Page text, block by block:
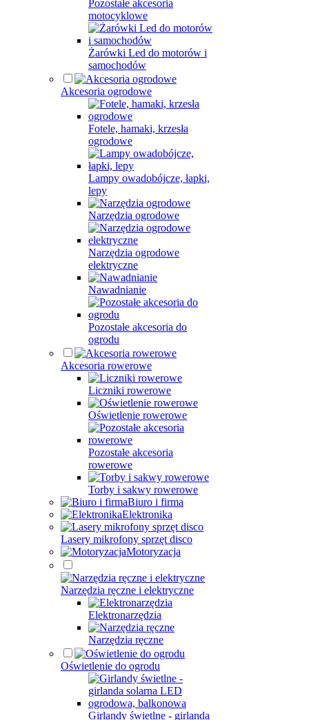
Pozostałe akcesoria
motocyklowe
Żarówki Led do motorów i
samochodów
Akcesoria ogrodowe
Fotele, hamaki, krzesła
ogrodowe
Lampy owadobójcze, łapki,
lepy
Narzędzia ogrodowe
Narzędzia ogrodowe
elektryczne
Nawadnianie
Pozostałe akcesoria do
ogrodu
Akcesoria rowerowe
Liczniki rowerowe
Oświetlenie rowerowe
Pozostałe akcesoria
rowerowe
Torby i sakwy rowerowe
Biuro i firma
Elektronika
Lasery mikrofony sprzęt disco
Motoryzacja
Narzędzia ręczne i elektryczne
Elektronarzędzia
Narzędzia ręczne
Oświetlenie do ogrodu
Girlandy świetlne - girlanda